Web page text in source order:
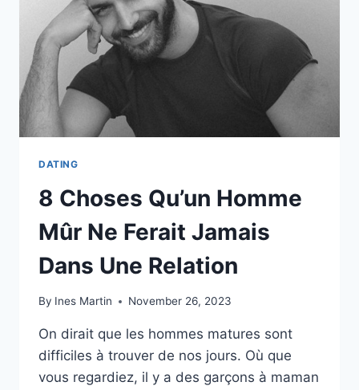
DATING
8 Choses Qu’un Homme
Mûr Ne Ferait Jamais
Dans Une Relation
By Ines Martin November 26, 2023
On dirait que les hommes matures sont
difficiles à trouver de nos jours. Où que
vous regardiez, il y a des garçons à maman